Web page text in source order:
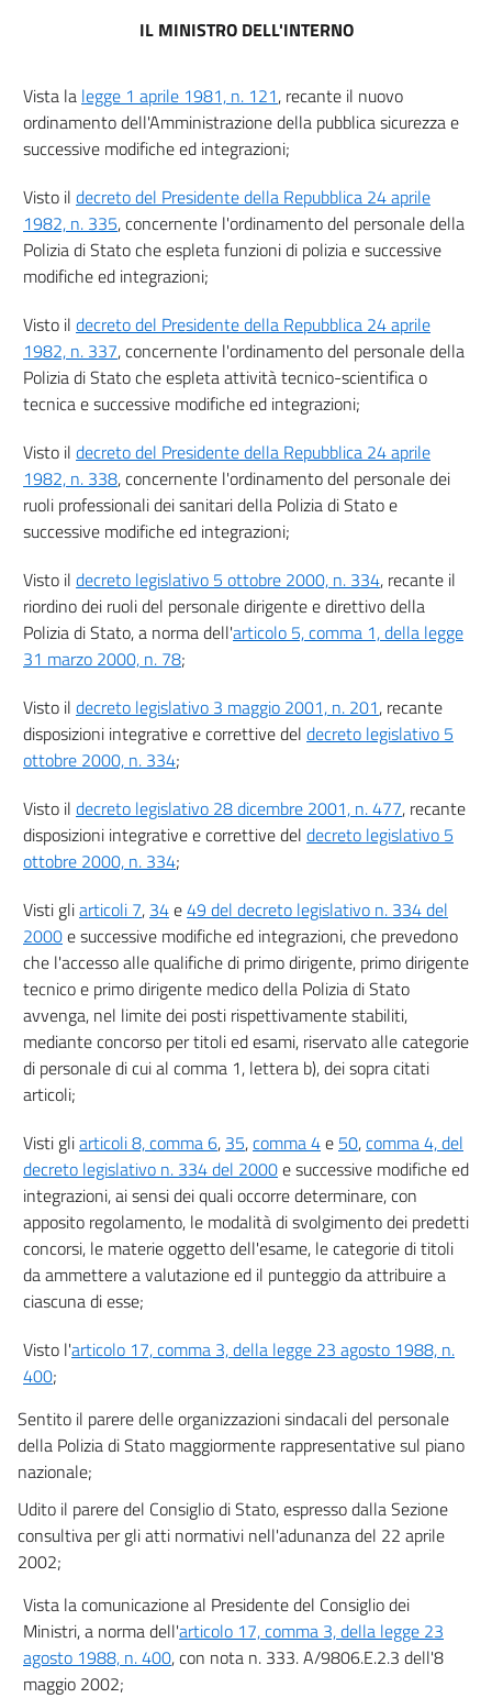
Stato che espleta attività tecnico-scientifica o tecnica
9
10
Capo IV
Disposizioni particolari per i concorsi per l'accesso alla qualifica
di primo dirigente medico dei ruoli professionali dei sanitari della
11
12
IL MINISTRO DELL'INTERNO
Vista la legge 1 aprile 1981, n. 121, recante il nuovo
ordinamento dell'Amministrazione della pubblica sicurezza e
successive modifiche ed integrazioni;
Visto il decreto del Presidente della Repubblica 24 aprile
1982, n. 335, concernente l'ordinamento del personale della
Polizia di Stato che espleta funzioni di polizia e successive
modifiche ed integrazioni;
Visto il decreto del Presidente della Repubblica 24 aprile
1982, n. 337, concernente l'ordinamento del personale della
Polizia di Stato che espleta attività tecnico-scientifica o
tecnica e successive modifiche ed integrazioni;
Visto il decreto del Presidente della Repubblica 24 aprile
1982, n. 338, concernente l'ordinamento del personale dei
ruoli professionali dei sanitari della Polizia di Stato e
successive modifiche ed integrazioni;
Visto il decreto legislativo 5 ottobre 2000, n. 334, recante il
riordino dei ruoli del personale dirigente e direttivo della
Polizia di Stato, a norma dell'articolo 5, comma 1, della legge
31 marzo 2000, n. 78;
Visto il decreto legislativo 3 maggio 2001, n. 201, recante
disposizioni integrative e correttive del decreto legislativo 5
ottobre 2000, n. 334;
Visto il decreto legislativo 28 dicembre 2001, n. 477, recante
disposizioni integrative e correttive del decreto legislativo 5
ottobre 2000, n. 334;
Visti gliarticoli 7, 34e49 del decreto legislativo n. 334 del
2000e successive modifiche ed integrazioni, che prevedono
che l'accesso alle qualifiche di primo dirigente, primo dirigente
tecnico e primo dirigente medico della Polizia di Stato
avvenga, nel limite dei posti rispettivamente stabiliti,
mediante concorso per titoli ed esami, riservato alle categorie
di personale di cui al comma 1, lettera b), dei sopra citati
articoli;
Visti gliarticoli 8, comma 6, 35,comma 4e 50,comma 4, del
decreto legislativo n. 334 del 2000e successive modifiche ed
integrazioni, ai sensi dei quali occorre determinare, con
apposito regolamento, le modalità di svolgimento dei predetti
concorsi, le materie oggetto dell'esame, le categorie di titoli
da ammettere a valutazione ed il punteggio da attribuire a
ciascuna di esse;
Visto l'articolo 17, comma 3, della legge 23 agosto 1988, n.
400;
Sentito il parere delle organizzazioni sindacali del personale
della Polizia di Stato maggiormente rappresentative sul piano
nazionale;
Udito il parere del Consiglio di Stato, espresso dalla Sezione
consultiva per gli atti normativi nell'adunanza del 22 aprile
2002;
Vista la comunicazione al Presidente del Consiglio dei
Ministri, a norma dell'articolo 17, comma 3, della legge 23
agosto 1988, n. 400, con nota n. 333. A/9806.E.2.3 dell'8
maggio 2002;